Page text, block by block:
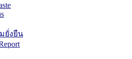
ยั่งยืน